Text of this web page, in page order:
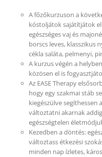
A főzőkurzuson a
kóstoljátok sajátítjátok
egészséges vaj és
borscs leves, klasszikus
cékla saláta, pelmenyi,
A kurzus végén a
közösen el is
Az EASE Therapy
hogy egy szakmai stáb
kiegészülve segíthessen
változtatni akarnak
egészségtelen
Kezedben a döntés:
változtass étkezési
minden nap ízletes,